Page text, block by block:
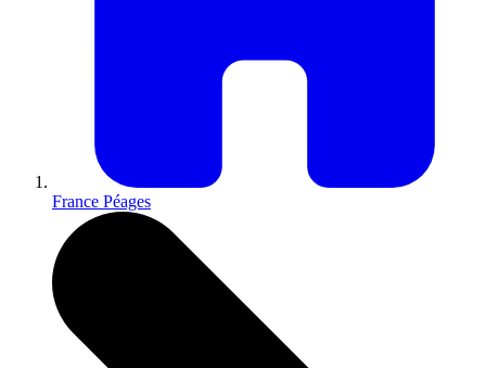
France Péages